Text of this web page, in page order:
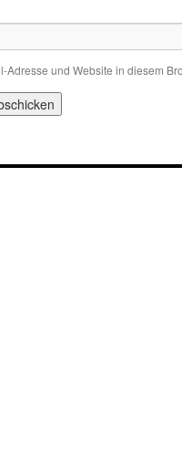
Adresse und Website in diesem